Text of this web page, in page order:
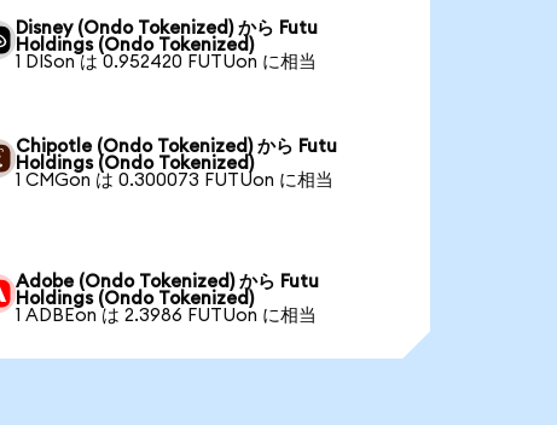
Disney (Ondo Tokenized) から Futu
Holdings (Ondo Tokenized)
1 DISon は 0.952420 FUTUon に相当
Chipotle (Ondo Tokenized) から Futu
Holdings (Ondo Tokenized)
1 CMGon は 0.300073 FUTUon に相当
Adobe (Ondo Tokenized) から Futu
Holdings (Ondo Tokenized)
1 ADBEon は 2.3986 FUTUon に相当